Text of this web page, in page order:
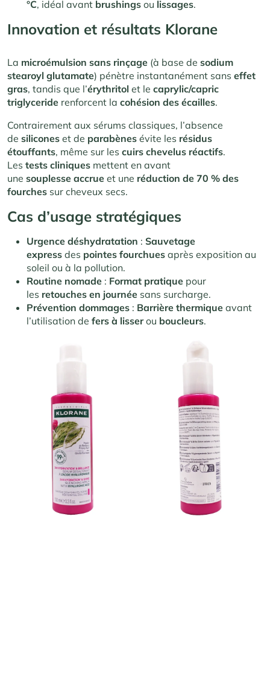
°C, idéal avant brushings ou lissages.
Innovation et résultats Klorane
La microémulsion sans rinçage (à base de sodium
stearoyl glutamate) pénètre instantanément sans effet
gras, tandis que l’érythritol et le caprylic/capric
triglyceride renforcent la cohésion des écailles.
Contrairement aux sérums classiques, l’absence
de silicones et de parabènes évite les résidus
étouffants, même sur les cuirs chevelus réactifs.
Les tests cliniques mettent en avant
une souplesse accrue et une réduction de 70 % des
fourches sur cheveux secs.
Cas d’usage stratégiques
Urgence déshydratation : Sauvetage
express des pointes fourchues après exposition au
soleil ou à la pollution.
Routine nomade : Format pratique pour
les retouches en journée sans surcharge.
Prévention dommages : Barrière thermique avant
l’utilisation de fers à lisserou boucleurs.